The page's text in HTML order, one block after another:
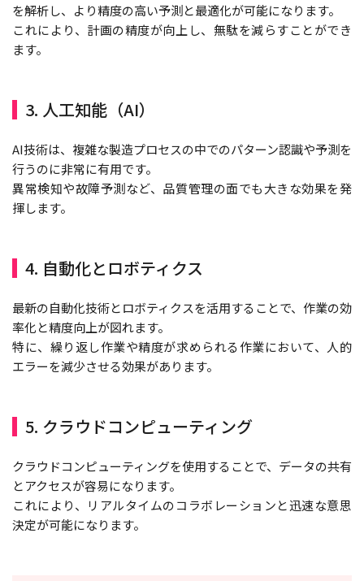
を解析し、より精度の高い予測と最適化が可能になります。
これにより、計画の精度が向上し、無駄を減らすことができ
ます。
3. 人工知能（AI）
AI技術は、複雑な製造プロセスの中でのパターン認識や予測を
行うのに非常に有用です。
異常検知や故障予測など、品質管理の面でも大きな効果を発
揮します。
4. 自動化とロボティクス
最新の自動化技術とロボティクスを活用することで、作業の効
率化と精度向上が図れます。
特に、繰り返し作業や精度が求められる作業において、人的
エラーを減少させる効果があります。
5. クラウドコンピューティング
クラウドコンピューティングを使用することで、データの共有
とアクセスが容易になります。
これにより、リアルタイムのコラボレーションと迅速な意思
決定が可能になります。